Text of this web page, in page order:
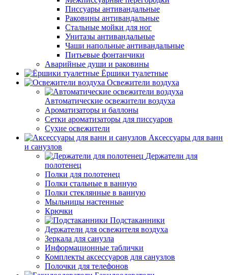
Писсуары антивандальные
Раковины антивандальные
Стальные мойки для ног
Унитазы антивандальные
Чаши напольные антивандальные
Питьевые фонтанчики
Аварийные души и раковины
Ёршики туалетные
Освежители воздуха
Автоматические освежители воздуха
Ароматизаторы и баллоны
Сетки ароматизаторы для писсуаров
Сухие освежители
Аксессуары для ванн
и санузлов
Держатели для
полотенец
Полки для полотенец
Полки стальные в ванную
Полки стеклянные в ванную
Мыльницы настенные
Крючки
Подстаканники
Держатели для освежителя воздуха
Зеркала для санузла
Информационные таблички
Комплекты аксессуаров для санузлов
Полочки для телефонов